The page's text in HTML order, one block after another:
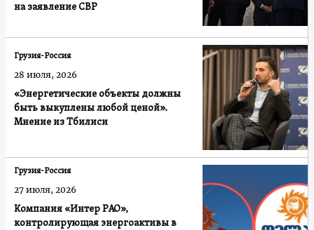
на заявление СВР
«Энергетические объекты должны
быть выкуплены любой ценой».
Мнение из Тбилиси
Грузия-Россия
28 июля, 2026
Компания «Интер РАО»,
контролирующая энергоактивы в
Грузия-Россия
27 июля, 2026